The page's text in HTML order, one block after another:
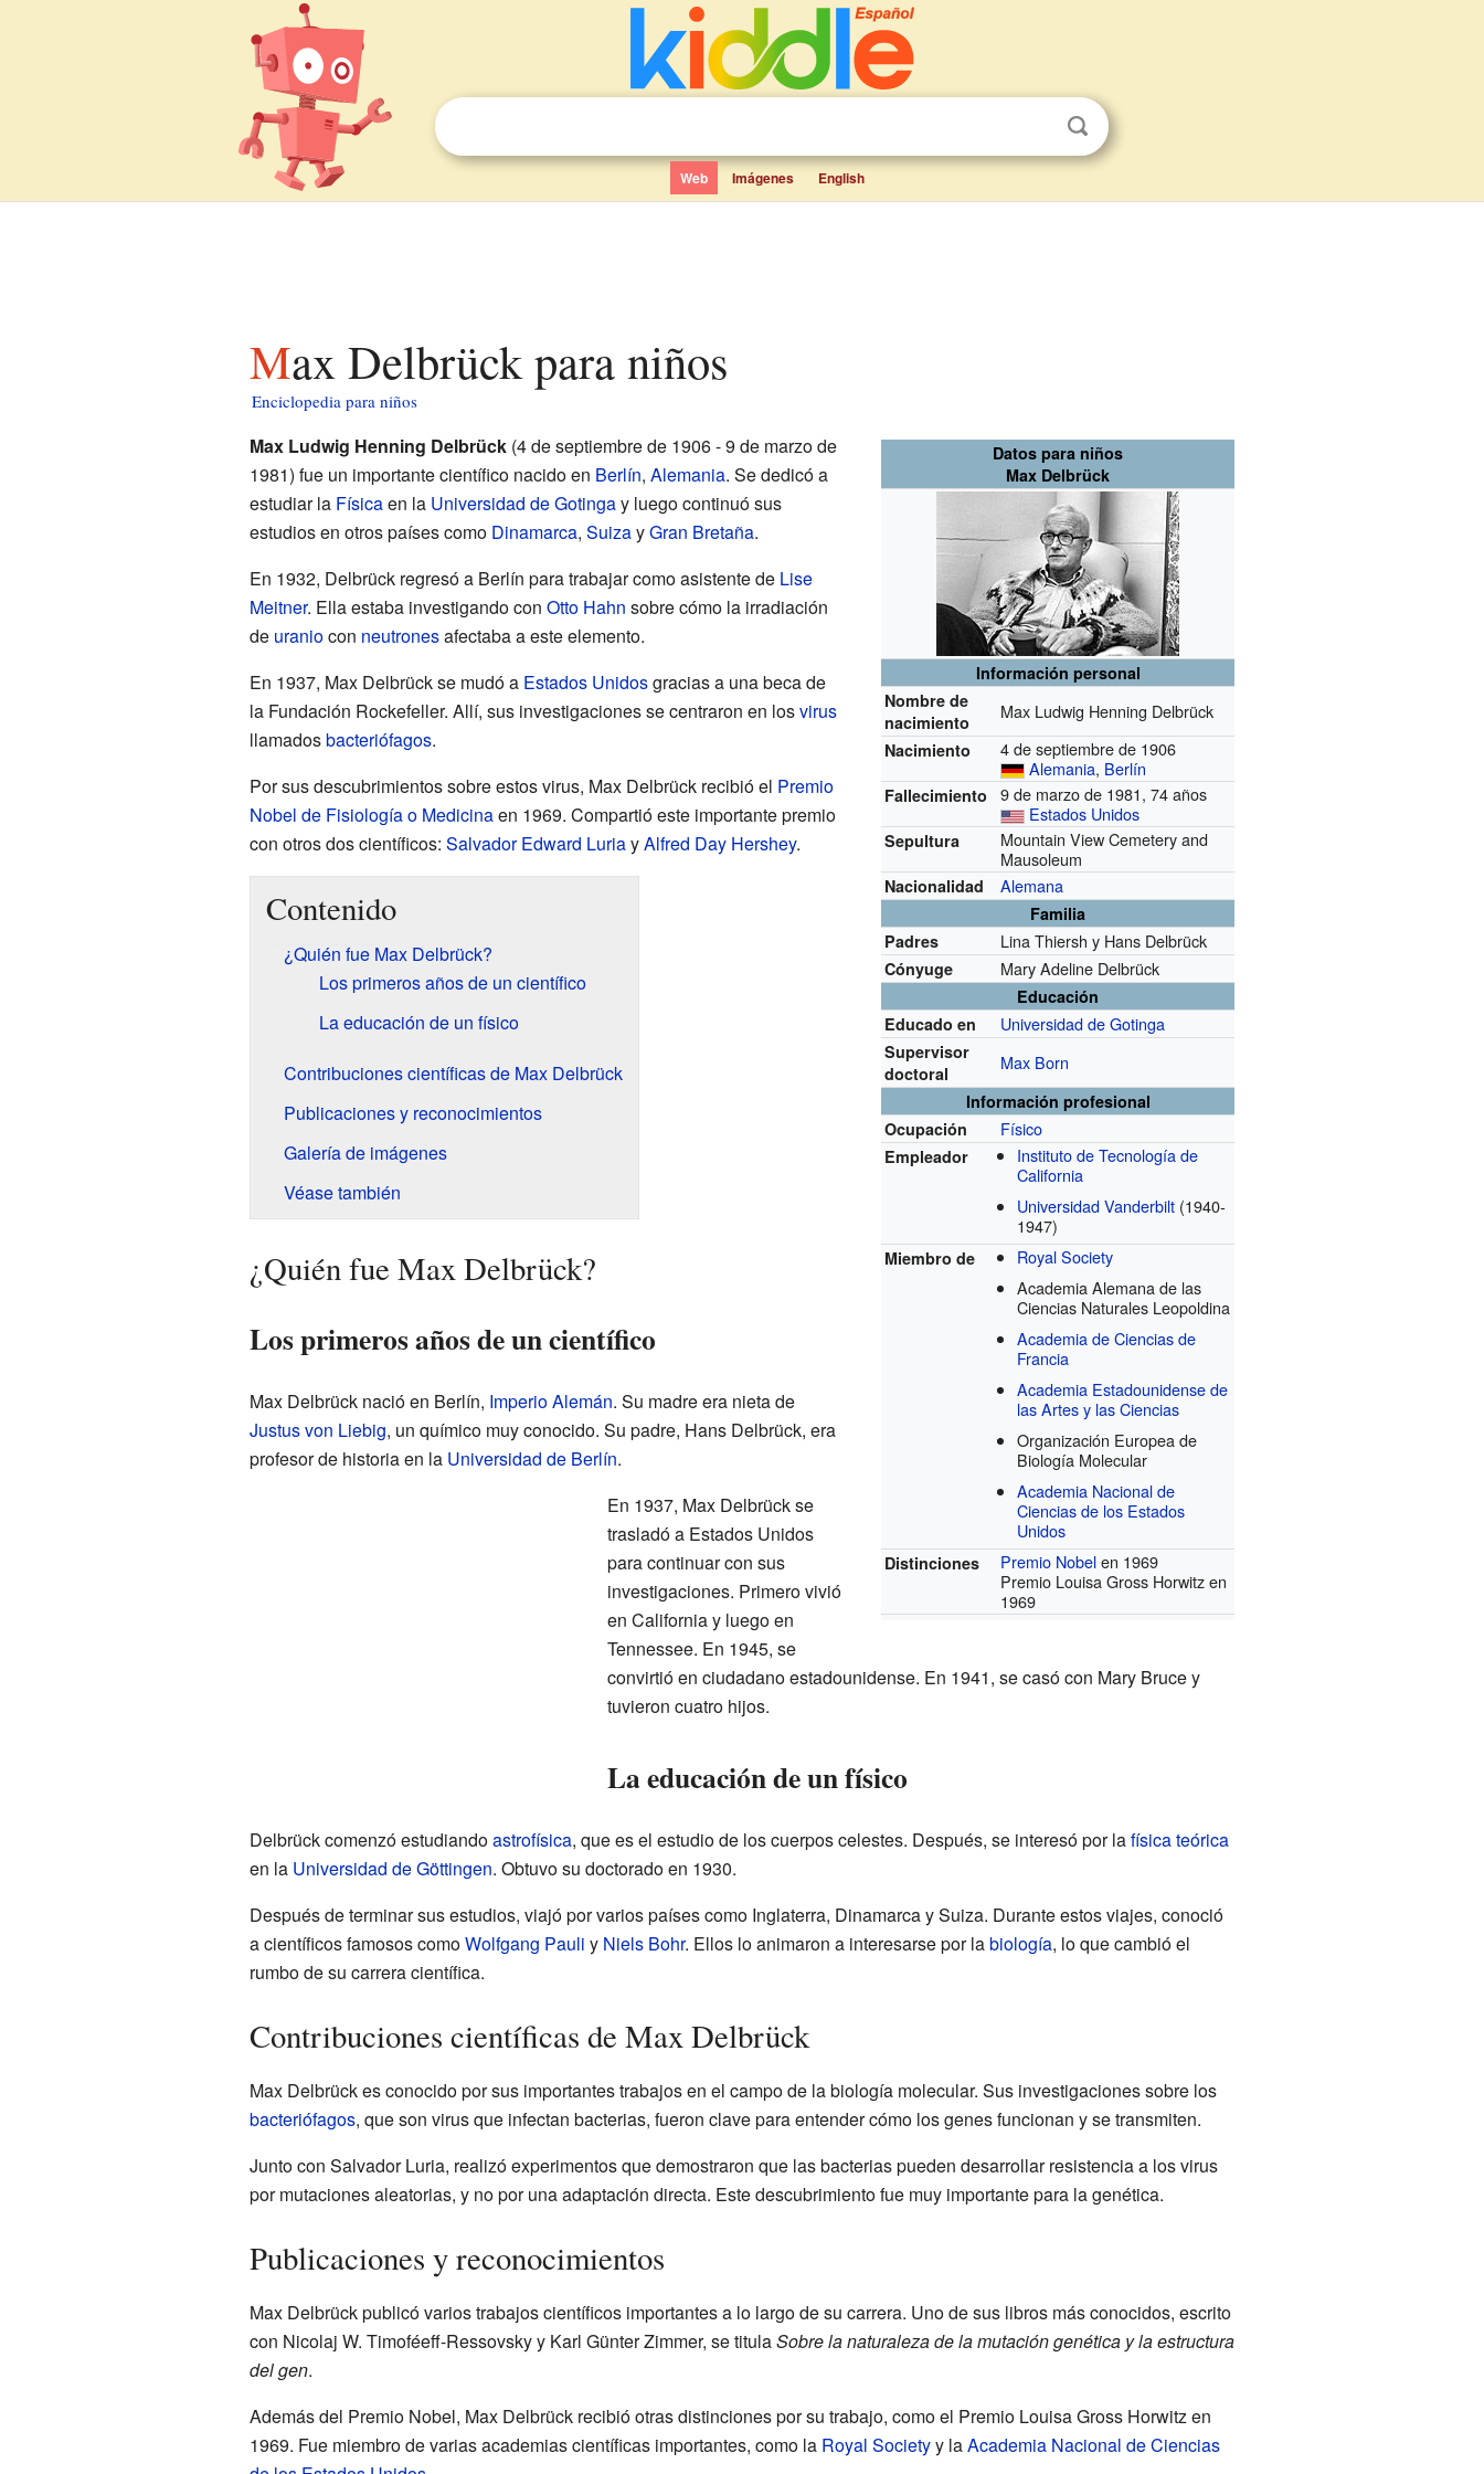
Web Imágenes English
Max Delbrück para niños
Enciclopedia para niños
Datos para niños
Max Delbrück
Información personal
Nombre de
nacimiento
Max Ludwig Henning Delbrück
Nacimiento
4 de septiembre de 1906
Alemania, Berlín
Fallecimiento
9 de marzo de 1981, 74 años
Estados Unidos
Sepultura
Mountain View Cemetery and
Mausoleum
Nacionalidad Alemana
Familia
Padres
Lina Thiersh y Hans Delbrück
Cónyuge Mary Adeline Delbrück
Educación
Educado en
Universidad de Gotinga
Supervisor
doctoral
Max Born
Información profesional
Ocupación
Físico
Empleador
Instituto de Tecnología de
California
Universidad Vanderbilt (1940-
1947)
Miembro de
Royal Society
Academia Alemana de las
Ciencias Naturales Leopoldina
Academia de Ciencias de
Francia
Academia Estadounidense de
las Artes y las Ciencias
Organización Europea de
Biología Molecular
Academia Nacional de
Ciencias de los Estados
Unidos
Distinciones Premio Nobelen 1969
Premio Louisa Gross Horwitz en
1969
Max Ludwig Henning Delbrück(4 de septiembre de 1906 - 9 de marzo de
1981) fue un importante científico nacido en Berlín, Alemania. Se dedicó a
estudiar la Físicaen la Universidad de Gotingay luego continuó sus
estudios en otros países como Dinamarca, SuizayGran Bretaña.
En 1932, Delbrück regresó a Berlín para trabajar como asistente de Lise
Meitner. Ella estaba investigando con Otto Hahn sobre cómo la irradiación
de uraniocon neutronesafectaba a este elemento.
En 1937, Max Delbrück se mudó a Estados Unidosgracias a una beca de
la Fundación Rockefeller. Allí, sus investigaciones se centraron en losvirus
llamadosbacteriófagos.
Por sus descubrimientos sobre estos virus, Max Delbrück recibió el Premio
Nobel de Fisiología o Medicinaen 1969. Compartió este importante premio
con otros dos científicos: Salvador Edward LuriayAlfred Day Hershey.
Contenido
¿Quién fue Max Delbrück?
Los primeros años de un científico
La educación de un físico
Contribuciones científicas de Max Delbrück
Publicaciones y reconocimientos
Galería de imágenes
Véase también
¿Quién fue Max Delbrück?
Los primeros años de un científico
Max Delbrück nació en Berlín, Imperio Alemán. Su madre era nieta de
Justus von Liebig, un químico muy conocido. Su padre, Hans Delbrück, era
profesor de historia en la Universidad de Berlín.
En 1937, Max Delbrück se
trasladó a Estados Unidos
para continuar con sus
investigaciones. Primero vivió
en California y luego en
Tennessee. En 1945, se
convirtió en ciudadano estadounidense. En 1941, se casó con Mary Bruce y
tuvieron cuatro hijos.
La educación de un físico
Delbrück comenzó estudiandoastrofísica, que es el estudio de los cuerpos celestes. Después, se interesó por lafísica teórica
en la Universidad de Göttingen. Obtuvo su doctorado en 1930.
Después de terminar sus estudios, viajó por varios países como Inglaterra, Dinamarca y Suiza. Durante estos viajes, conoció
a científicos famosos comoWolfgang Pauli y Niels Bohr. Ellos lo animaron a interesarse por labiología, lo que cambió el
rumbo de su carrera científica.
Contribuciones científicas de Max Delbrück
Max Delbrück es conocido por sus importantes trabajos en el campo de la biología molecular. Sus investigaciones sobre los
bacteriófagos, que son virus que infectan bacterias, fueron clave para entender cómo los genes funcionan y se transmiten.
Junto con Salvador Luria, realizó experimentos que demostraron que las bacterias pueden desarrollar resistencia a los virus
por mutaciones aleatorias, y no por una adaptación directa. Este descubrimiento fue muy importante para la genética.
Publicaciones y reconocimientos
Max Delbrück publicó varios trabajos científicos importantes a lo largo de su carrera. Uno de sus libros más conocidos, escrito
con Nicolaj W. Timoféeff-Ressovsky y Karl Günter Zimmer, se titulaSobre la naturaleza de la mutación genética y la estructura
del gen.
Además del Premio Nobel, Max Delbrück recibió otras distinciones por su trabajo, como el Premio Louisa Gross Horwitz en
1969. Fue miembro de varias academias científicas importantes, como la Royal Societyy laAcademia Nacional de Ciencias